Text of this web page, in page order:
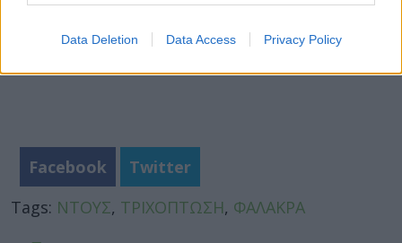
Data Deletion Data Access Privacy Policy
Facebook
Twitter
Tags: ΝΤΟΥΣ, ΤΡΙΧΟΠΤΩΣΗ, ΦΑΛΑΚΡΑ